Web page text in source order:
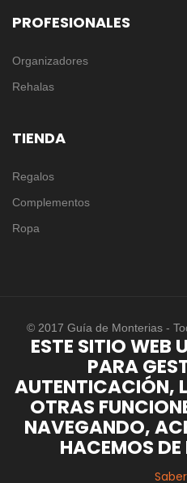
PROFESIONALES
Organizadores
Rehalas
TIENDA
Regalos
Complementos
Ropa
© 2017 Guía de Monterias -
ESTE SITIO WEB
PARA
AUTENTICACIÓN,
OTRAS
NAVEGANDO,
HACEMOS